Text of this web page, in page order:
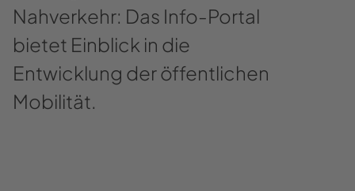
Nahverkehr: Das Info-​Portal
bietet Einblick in die
Entwicklung der öffentlichen
Mobilität.